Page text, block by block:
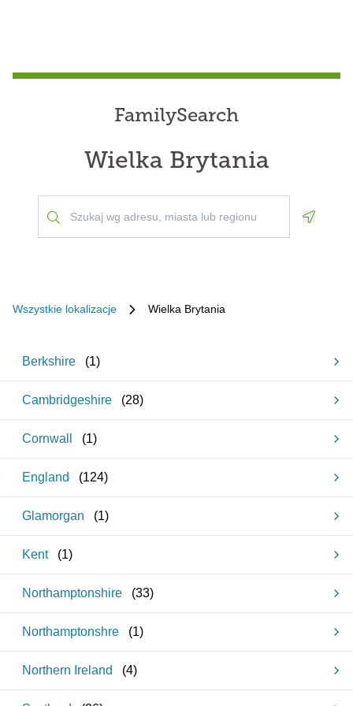
FamilySearch
Wielka Brytania
Wszystkie lokalizacje Wielka Brytania
Berkshire (1)
Cambridgeshire (28)
Cornwall (1)
England (124)
Glamorgan (1)
Kent (1)
Northamptonshire (33)
Northamptonshre (1)
Northern Ireland (4)